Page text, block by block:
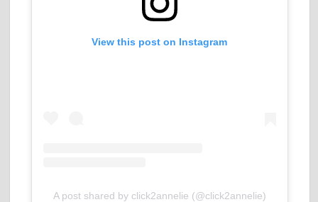
View this post on Instagram
A post shared by click2annelie (@click2annelie)